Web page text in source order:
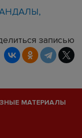
записью
МАТЕРИАЛЫ